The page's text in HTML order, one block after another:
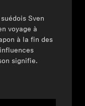
Sven
voyage à
à la fin des
signifie.